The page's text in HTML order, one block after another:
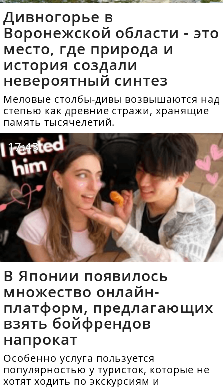
Дивногорье в
Воронежской области - это
место, где природа и
история создали
невероятный синтез
Меловые столбы-дивы возвышаются над
степью как древние стражи, хранящие
память тысячелетий.
17:43
В Японии появилось
множество онлайн-
платформ, предлагающих
взять бойфрендов
напрокат
Особенно услуга пользуется
популярностью у туристок, которые не
хотят ходить по экскурсиям и